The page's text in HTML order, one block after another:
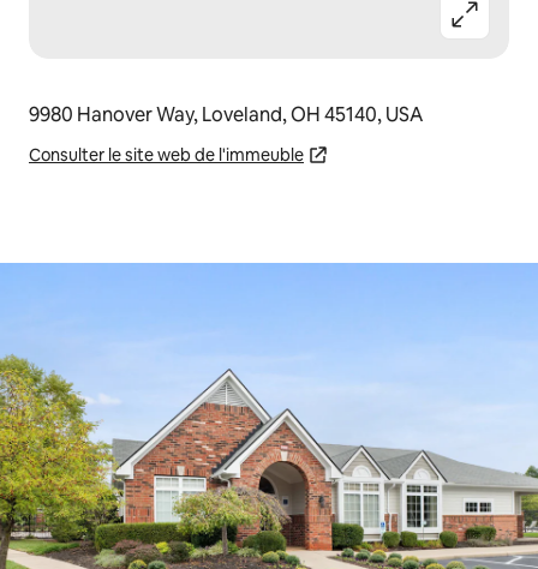
9980 Hanover Way, Loveland, OH 45140, USA
Consulter le site web de l'immeuble